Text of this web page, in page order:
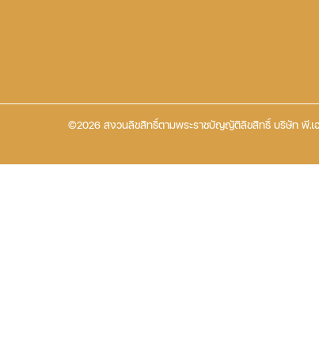
©2026 สงวนลิขสิทธิ์ตามพระราชบัญญัติลิขสิทธิ์ บริษัท พี.เ